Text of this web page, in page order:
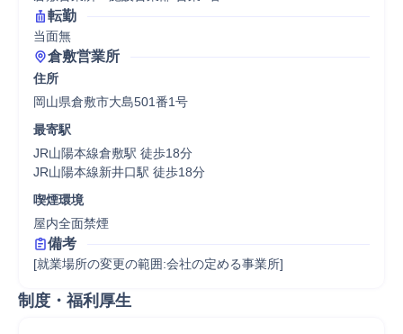
転勤
当面無
倉敷営業所
住所
岡山県倉敷市大島501番1号
最寄駅
JR山陽本線倉敷駅 徒歩18分
JR山陽本線新井口駅 徒歩18分
喫煙環境
屋内全面禁煙
備考
[就業場所の変更の範囲:会社の定める事業所]
制度・福利厚生